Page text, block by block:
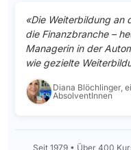
«Die Weiterbildung an
die Finanzbranche –
Managerin in der
wie gezielte
Diana Blöchlinger,
AbsolventInnen
Seit 1979 • Über 400